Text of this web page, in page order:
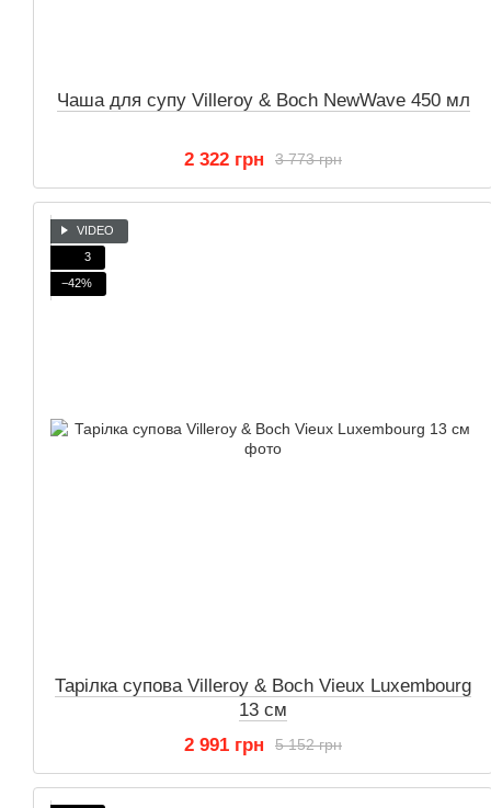
Чаша для супу Villeroy & Boch NewWave 450 мл
3 773 грн
2 322 грн
VIDEO
3
−42%
Тарілка супова Villeroy & Boch Vieux Luxembourg
13 см
5 152 грн
2 991 грн